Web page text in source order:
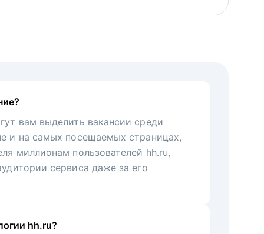
вам выделить вакансии среди
и на самых посещаемых страницах,
миллионам пользователей hh.ru,
сервиса даже за его
hh.ru?